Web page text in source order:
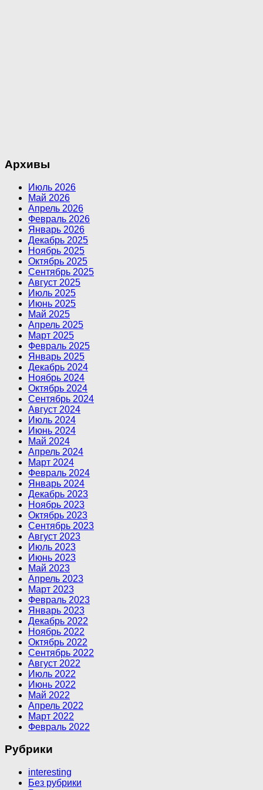
Архивы
Июль 2026
Май 2026
Апрель 2026
Февраль 2026
Январь 2026
Декабрь 2025
Ноябрь 2025
Октябрь 2025
Сентябрь 2025
Август 2025
Июль 2025
Июнь 2025
Май 2025
Апрель 2025
Март 2025
Февраль 2025
Январь 2025
Декабрь 2024
Ноябрь 2024
Октябрь 2024
Сентябрь 2024
Август 2024
Июль 2024
Июнь 2024
Май 2024
Апрель 2024
Март 2024
Февраль 2024
Январь 2024
Декабрь 2023
Ноябрь 2023
Октябрь 2023
Сентябрь 2023
Август 2023
Июль 2023
Июнь 2023
Май 2023
Апрель 2023
Март 2023
Февраль 2023
Январь 2023
Декабрь 2022
Ноябрь 2022
Октябрь 2022
Сентябрь 2022
Август 2022
Июль 2022
Июнь 2022
Май 2022
Апрель 2022
Март 2022
Февраль 2022
Рубрики
interesting
Без рубрики